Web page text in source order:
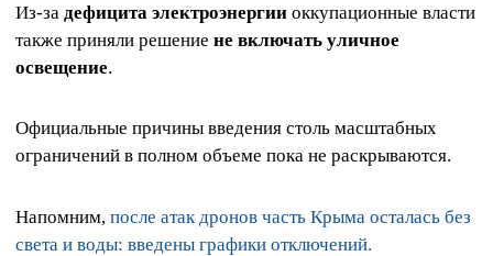
Из-за дефицита электроэнергии оккупационные власти
также приняли решение не включать уличное
освещение.
Официальные причины введения столь масштабных
ограничений в полном объеме пока не раскрываются.
Напомним, после атак дронов часть Крыма осталась без
света и воды: введены графики отключений.